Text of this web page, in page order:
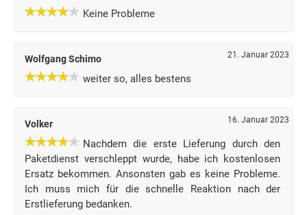
Keine Probleme
Wolfgang Schimo 21. Januar 2023
weiter so, alles bestens
Volker 16. Januar 2023
Nachdem die erste Lieferung durch den
Paketdienst verschleppt wurde, habe ich kostenlosen
Ersatz bekommen. Ansonsten gab es keine Probleme.
Ich muss mich für die schnelle Reaktion nach der
Erstlieferung bedanken.